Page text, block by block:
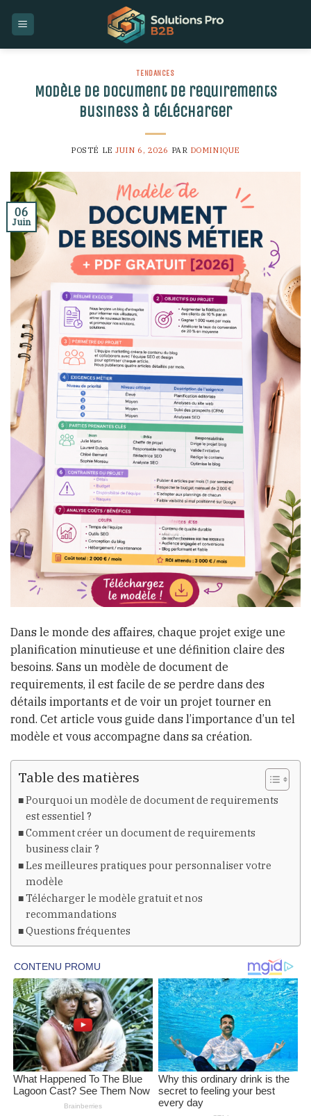
TENDANCES
Modèle de document de requirements
business à télécharger
POSTÉ LEJUIN 6, 2026 PAR DOMINIQUE
06
Juin
Dans le monde des affaires, chaque projet exige une
planification minutieuse et une définition claire des
besoins. Sans un modèle de document de
requirements, il est facile de se perdre dans des
détails importants et de voir un projet tourner en
rond. Cet article vous guide dans l’importance d’un tel
modèle et vous accompagne dans sa création.
Table des matières
Pourquoi un modèle de document de requirements
est essentiel ?
Comment créer un document de requirements
business clair ?
Les meilleures pratiques pour personnaliser votre
modèle
Télécharger le modèle gratuit et nos
recommandations
Questions fréquentes